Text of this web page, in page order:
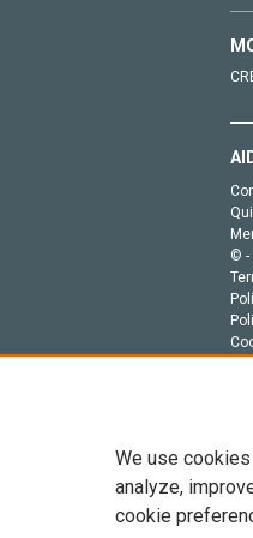
© -
We use
analyze,
cookie